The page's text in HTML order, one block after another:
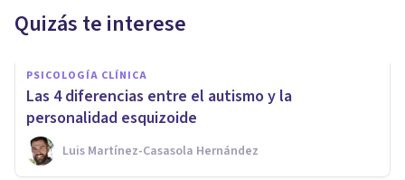
Quizás te interese
PSICOLOGÍA CLÍNICA
Las 4 diferencias entre el autismo y la
personalidad esquizoide
Luis Martínez-Casasola Hernández